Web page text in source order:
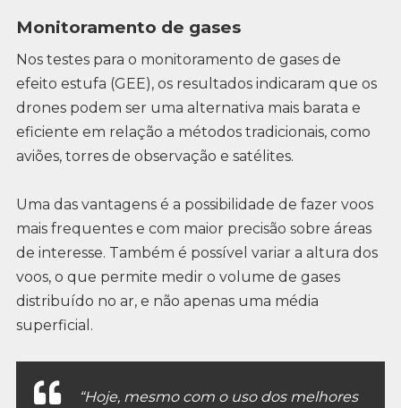
Monitoramento de gases
Nos testes para o monitoramento de gases de
efeito estufa (GEE), os resultados indicaram que os
drones podem ser uma alternativa mais barata e
eficiente em relação a métodos tradicionais, como
aviões, torres de observação e satélites.
Uma das vantagens é a possibilidade de fazer voos
mais frequentes e com maior precisão sobre áreas
de interesse. Também é possível variar a altura dos
voos, o que permite medir o volume de gases
distribuído no ar, e não apenas uma média
superficial.
“Hoje, mesmo com o uso dos melhores